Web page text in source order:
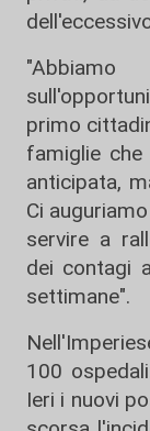
primo
famiglie
anticipata,
Ci
servire a
dei contagi
settimane".
100
Ieri i nuovi